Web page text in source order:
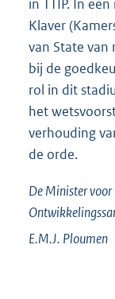
in TTIP. In
Klaver
van State
bij de
rol in dit
het
verhouding
de orde.
De Minister
E.M.J. Ploumen